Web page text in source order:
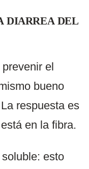
DIARREA DEL
el
bueno
respuesta es
en la fibra.
esto